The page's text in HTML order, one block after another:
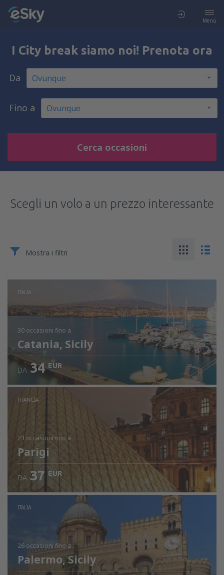
Menù
I City break siamo noi! Prenota ora
Da
Fino a
Cerca occasioni
Scegli un volo a un prezzo interessante
Mostra i filtri
ITALIA
30 occasioni fino a
Catania, Sicily
DA 34 EUR
FRANCIA
23 occasioni fino a
Parigi
DA 37 EUR
ITALIA
26 occasionifino a
Palermo, Sicily